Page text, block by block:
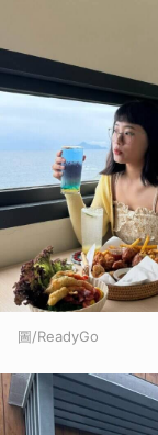
圖/ReadyGo